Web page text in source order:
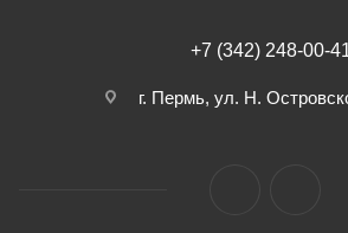
+7 (342) 248-00-
г. Пермь, ул. Н.